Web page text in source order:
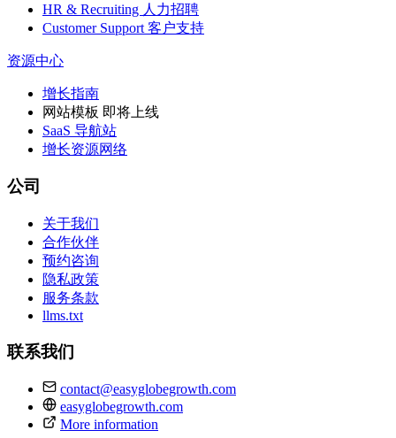
HR & Recruiting 人力招聘
Customer Support 客户支持
资源中心
增长指南
网站模板 即将上线
SaaS 导航站
增长资源网络
公司
关于我们
合作伙伴
预约咨询
隐私政策
服务条款
llms.txt
联系我们
contact@easyglobegrowth.com
easyglobegrowth.com
More information